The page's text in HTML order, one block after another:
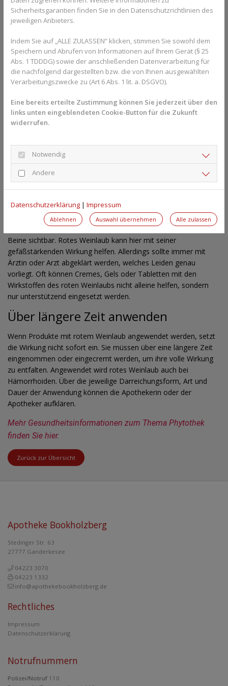
Zurück zur Übersicht
Entzündungen verwendet. In der heutigen Zeit konnte die
Wirkung im Labor nachgewiesen werden - die Flavonoide, die im
entzündungshemmend. Außerdem trägt rotes Weinlaub dazu
bei, Gefäßwände zu verdichten und damit verhindern, dass
Wasser ins Gewebe eindringt. Deshalb wird es oft in Form von
Cremes, Gels oder Tabletten bei Krampfadern in den Beinen und
Venenschwäche verschrieben. Schwere, müde oder
Venenschwäche. Die Symptome können sich im Laufe des
Tages verschlimmern, insbesondere nach langem Stehen oder
Geschwollene Füße, Knöchel und
Beine
Außerdem kann einen Venenschwäche zu geschwollenen
ansammelt. Bei einer Venenschwäche können sich die Venen
auch erweitern und verformen, was zu Krampfadern führt. Sie
können blau oder violett sein und sind oft an der Oberfläche der
Beine sichtbar. Rotes Weinlaub kann hier mit seiner
gefäßstärkenden Wirkung helfen. Allerdings sollte immer mit
Ärztin oder Arzt abgeklärt werden, welches Leiden genau
vorliegt. Oft können Cremes, Gels oder Tabletten mit den
Wirkstoffen des roten Weinlaubs nicht alleine helfen, sondern
nur unterstützend eingesetzt werden.
Über längere Zeit anwenden
Wenn Produkte mit rotem Weinlaub angewendet werden, setzt
die Wirkung nicht sofort ein. Sie müssen über eine längere Zeit
eingenommen oder eingecremt werden, um ihre volle Wirkung
zu entfalten. Angewendet wird rotes Weinlaub auch bei
Hämorrhoiden. Über die jeweilige Darreichungsform, Art und
Dauer der Anwendung können die Apothekerin oder der
Apotheker aufklären.
Mehr Gesundheitsinformationen zum Thema Phytothek
finden Sie hier.
Apotheke Bookholzberg
Stedinger Str. 63
27777 Ganderkesee
04223 3070
04223 1332
info@apothekebookholzberg.de
Rechtliches
Impressum
Datenschutzerklärung
Notrufnummern
Polizei/Notruf 110
Sicherheitsgarantien finden Sie in den Datenschutzrichtlinien des
jeweiligen Anbieters.
Indem Sie auf „ALLE ZULASSEN“ klicken, stimmen Sie sowohl dem
Speichern und Abrufen von Informationen auf Ihrem Gerät (§ 25
Abs. 1 TDDDG) sowie der anschließenden Datenverarbeitung für
die nachfolgend dargestellten bzw. die von Ihnen ausgewählten
Verarbeitungszwecke zu (Art 6 Abs. 1 lit. a. DSGVO).
Eine bereits erteilte Zustimmung können Sie jederzeit über den
links unten eingeblendeten Cookie-Button für die Zukunft
widerrufen.
Notwendig
Andere
Datenschutzerklärung | Impressum
Ablehnen Auswahl übernehmen Alle zulassen